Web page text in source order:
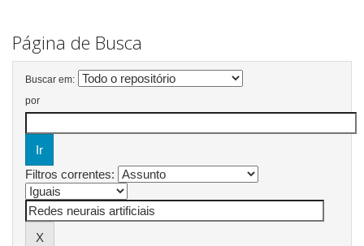
Página de Busca
Buscar em:
por
Filtros correntes: